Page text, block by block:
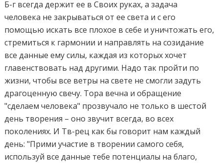
Б-г всегда держит ее в Своих руках, а задача
человека не закрываться от ее света и с его
помощью искать все плохое в себе и уничтожать его,
стремиться к гармонии и направлять на созидание
все данные ему силы, каждая из которых хочет
главенствовать над другими. Надо так пройти по
жизни, чтобы все ветры на свете не смогли задуть
драгоценную свечу. Тора вечна и обращение
"сделаем человека" прозвучало не только в шестой
день творения – оно звучит всегда, во всех
поколениях. И Тв-рец как бы говорит нам каждый
день: "Прими участие в творении самого себя,
используй все данные тебе потенциалы на благо,